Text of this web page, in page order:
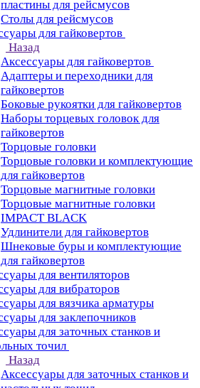
пластины для рейсмусов
Столы для рейсмусов
для гайковертов
Назад
Аксессуары для гайковертов
Адаптеры и переходники для
гайковертов
Боковые рукоятки для гайковертов
Наборы торцевых головок для
гайковертов
Торцовые головки
Торцовые головки и комплектующие
для гайковертов
Торцовые магнитные головки
Торцовые магнитные головки
IMPACT BLACK
Удлинители для гайковертов
Шнековые буры и комплектующие
для гайковертов
для вентиляторов
для вибраторов
для вязчика арматуры
для заклепочников
для заточных станков и
точил
Назад
Аксессуары для заточных станков и